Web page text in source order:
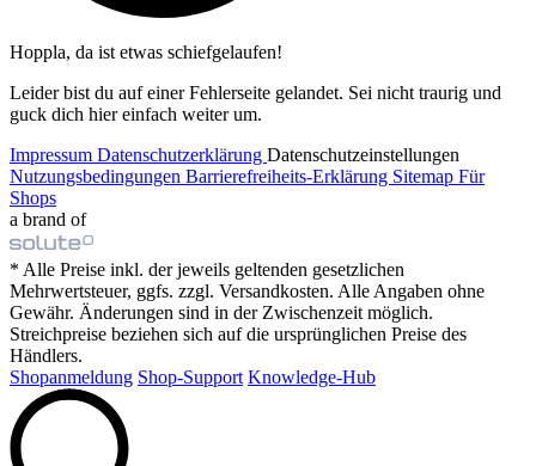
Hoppla, da ist etwas schiefgelaufen!
Leider bist du auf einer Fehlerseite gelandet. Sei nicht traurig und
guck dich hier einfach weiter um.
Impressum Datenschutzerklärung Datenschutzeinstellungen
Nutzungsbedingungen Barrierefreiheits-Erklärung Sitemap Für
Shops
a brand of
* Alle Preise inkl. der jeweils geltenden gesetzlichen
Mehrwertsteuer, ggfs. zzgl. Versandkosten. Alle Angaben ohne
Gewähr. Änderungen sind in der Zwischenzeit möglich.
Streichpreise beziehen sich auf die ursprünglichen Preise des
Händlers.
Shopanmeldung Shop-Support Knowledge-Hub